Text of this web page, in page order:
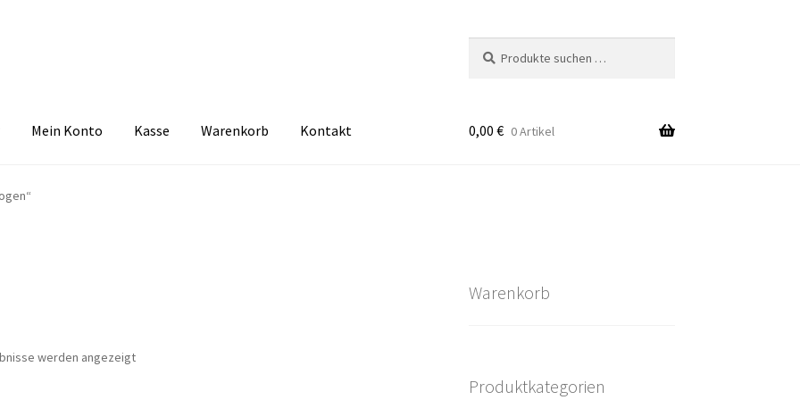
nach:
Mein Konto Kasse Warenkorb Kontakt 0,00 € 0 Artikel
werden angezeigtNach
Warenkorb
Produktkategorien